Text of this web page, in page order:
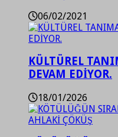
06/02/2021
KÜLTÜREL
DEVAM EDİYOR.
18/01/2026